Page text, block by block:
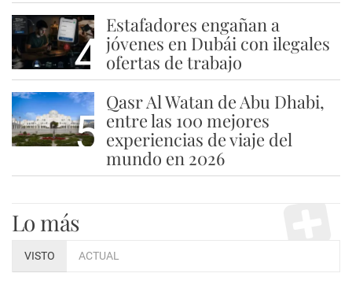
4
Estafadores engañan a
jóvenes en Dubái con ilegales
ofertas de trabajo
5
Qasr Al Watan de Abu Dhabi,
entre las 100 mejores
experiencias de viaje del
mundo en 2026
Lo más
VISTO ACTUAL